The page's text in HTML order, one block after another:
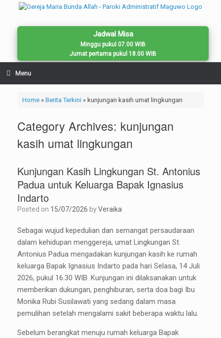
Jadwal Misa
Minggu pukul 07.00 WIB
Jumat pertama pukul 18.00 WIB
Menu
Home» Berita Terkini» kunjungan kasih umat lingkungan
Category Archives: kunjungan
kasih umat lingkungan
Kunjungan Kasih Lingkungan St. Antonius
Padua untuk Keluarga Bapak Ignasius
Indarto
Posted on 15/07/2026 byVeraika
Sebagai wujud kepedulian dan semangat persaudaraan
dalam kehidupan menggereja, umat Lingkungan St.
Antonius Padua mengadakan kunjungan kasih ke rumah
keluarga Bapak Ignasius Indarto pada hari Selasa, 14 Juli
2026, pukul 16.30 WIB. Kunjungan ini dilaksanakan untuk
memberikan dukungan, penghiburan, serta doa bagi Ibu
Monika Rubi Susilawati yang sedang dalam masa
pemulihan setelah mengalami sakit beberapa waktu lalu.
Sebelum berangkat menuju rumah keluarga Bapak